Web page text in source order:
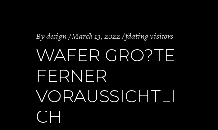
Bydesign March 13, 2022 fdating visitors
WAFER GRO?TE
FERNER
VORAUSSICHTLI
CH